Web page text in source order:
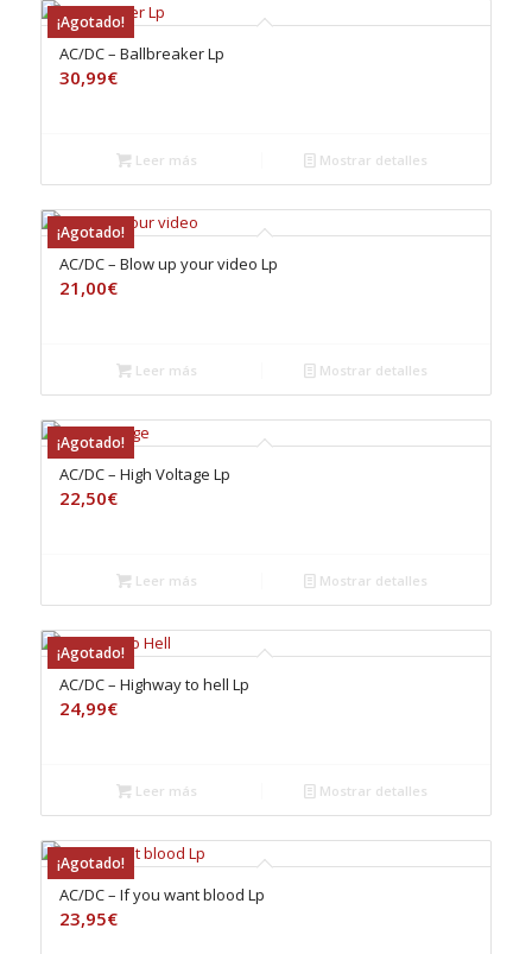
¡Agotado!
AC/DC – Ballbreaker Lp
30,99€
Leer más Mostrar detalles
¡Agotado!
AC/DC – Blow up your video Lp
21,00€
Leer más Mostrar detalles
¡Agotado!
AC/DC – High Voltage Lp
22,50€
Leer más Mostrar detalles
¡Agotado!
AC/DC – Highway to hell Lp
24,99€
Leer más Mostrar detalles
¡Agotado!
AC/DC – If you want blood Lp
23,95€